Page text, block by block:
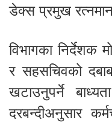
डेक्स प्रमुख
विभागका निर्देशक
र सहसचिवको
खटाउनुपर्ने
दरबन्दीअनुसार